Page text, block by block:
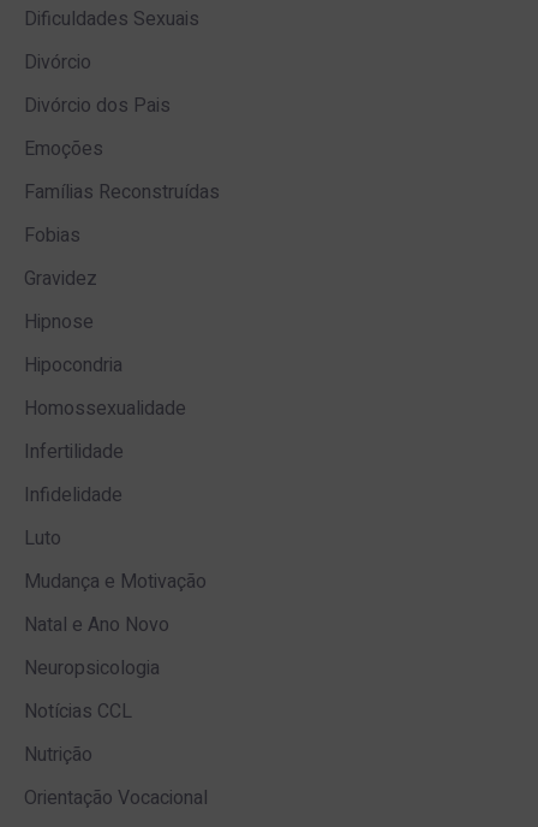
Dificuldades Sexuais
Divórcio
Divórcio dos Pais
Emoções
Famílias Reconstruídas
Fobias
Gravidez
Hipnose
Hipocondria
Homossexualidade
Infertilidade
Infidelidade
Luto
Mudança e Motivação
Natal e Ano Novo
Neuropsicologia
Notícias CCL
Nutrição
Orientação Vocacional